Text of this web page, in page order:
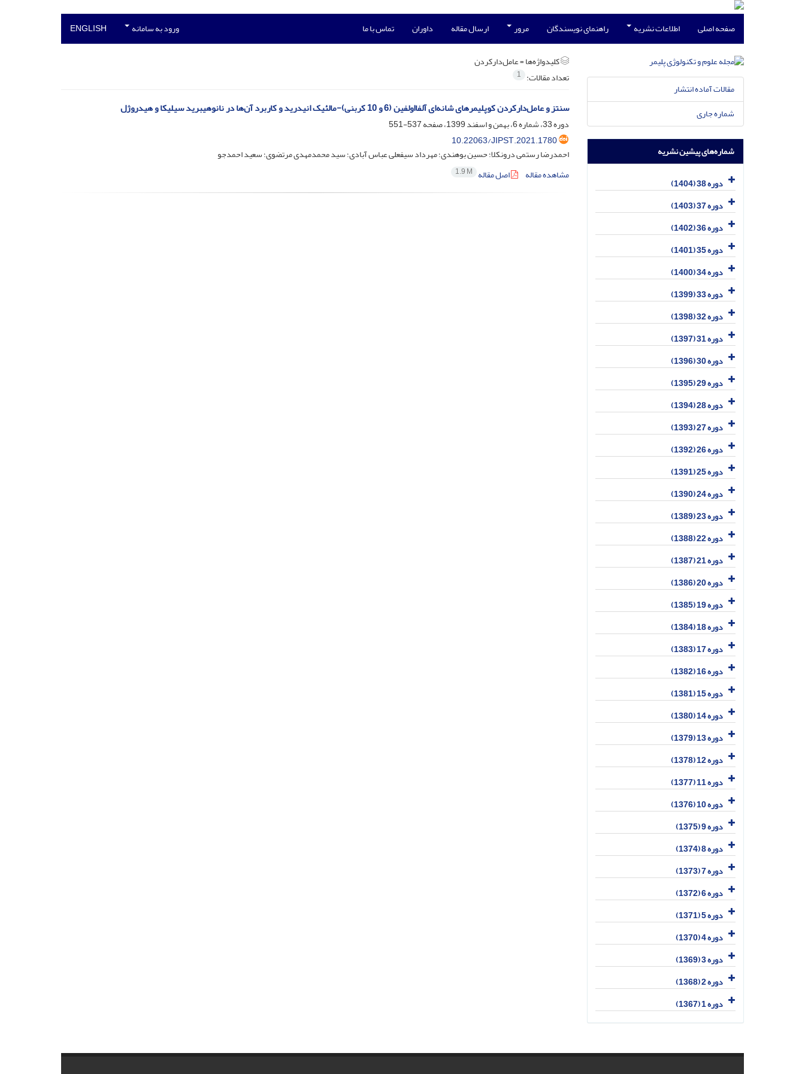
صفحه اصلی اطلاعات نشریه راهنمای نویسندگان مرور ارسال مقاله داوران تماس با ما ورود به سامانه ENGLISH
کلیدواژه‌ها =عامل‌دارکردن
تعداد مقالات: 1
سنتز و عامل‌دارکردن کوپلیمرهای شانه‌ای آلفااولفین (6 و 10 کربنی)-مالئیک انیدرید و کاربرد آن‌ها در نانوهیبرید سیلیکا و هیدروژل
دوره 33، شماره 6، بهمن و اسفند 1399، صفحه
537-551
10.22063/JIPST.2021.1780
احمدرضا رستمی درونکلا؛ حسین بوهندی؛ مهرداد سیفعلی عباس آبادی؛ سید محمدمهدی مرتضوی؛ سعید احمدجو
مشاهده مقاله
اصل مقاله 1.9 M
مقالات آماده انتشار
شماره جاری
شماره‌های پیشین نشریه
دوره 38 (1404)
دوره 37 (1403)
دوره 36 (1402)
دوره 35 (1401)
دوره 34 (1400)
دوره 33 (1399)
دوره 32 (1398)
دوره 31 (1397)
دوره 30 (1396)
دوره 29 (1395)
دوره 28 (1394)
دوره 27 (1393)
دوره 26 (1392)
دوره 25 (1391)
دوره 24 (1390)
دوره 23 (1389)
دوره 22 (1388)
دوره 21 (1387)
دوره 20 (1386)
دوره 19 (1385)
دوره 18 (1384)
دوره 17 (1383)
دوره 16 (1382)
دوره 15 (1381)
دوره 14 (1380)
دوره 13 (1379)
دوره 12 (1378)
دوره 11 (1377)
دوره 10 (1376)
دوره 9 (1375)
دوره 8 (1374)
دوره 7 (1373)
دوره 6 (1372)
دوره 5 (1371)
دوره 4 (1370)
دوره 3 (1369)
دوره 2 (1368)
دوره 1 (1367)